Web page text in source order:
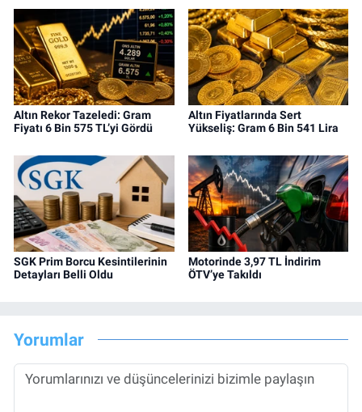
Altın Rekor Tazeledi: Gram
Fiyatı 6 Bin 575 TL’yi Gördü
Altın Fiyatlarında Sert
Yükseliş: Gram 6 Bin 541 Lira
SGK Prim Borcu Kesintilerinin
Detayları Belli Oldu
Motorinde 3,97 TL İndirim
ÖTV’ye Takıldı
Yorumlar